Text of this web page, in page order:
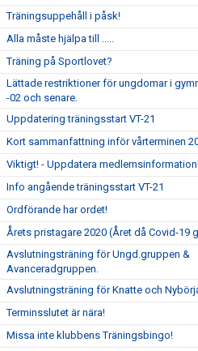
Träningsuppehåll i påsk!
Alla måste hjälpa till .....
Träning på Sportlovet?
Lättade restriktioner för ungdomar i
-02 och senare.
Uppdatering träningsstart VT-21
Kort sammanfattning inför vårterminen
Viktigt! - Uppdatera
Info angående träningsstart VT-21
Ordförande har ordet!
Årets pristagare 2020 (Året då Covid-19
Avslutningsträning för Ungd.gruppen &
Avanceradgruppen.
Avslutningsträning för Knatte och
Terminsslutet är nära!
Missa inte klubbens Träningsbingo!